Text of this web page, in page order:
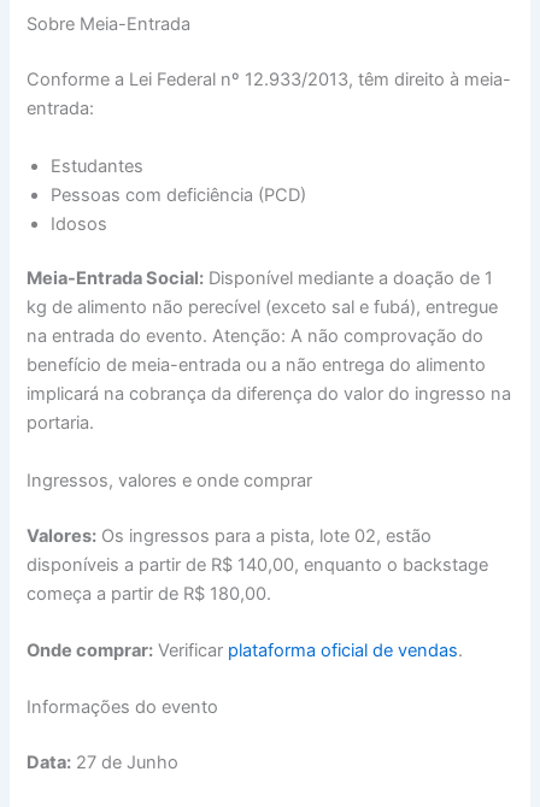
Sobre Meia-Entrada
Conforme a Lei Federal nº 12.933/2013, têm direito à meia-
entrada:
Estudantes
Pessoas com deficiência (PCD)
Idosos
Meia-Entrada Social: Disponível mediante a doação de 1
kg de alimento não perecível (exceto sal e fubá), entregue
na entrada do evento. Atenção: A não comprovação do
benefício de meia-entrada ou a não entrega do alimento
implicará na cobrança da diferença do valor do ingresso na
portaria.
Ingressos, valores e onde comprar
Valores: Os ingressos para a pista, lote 02, estão
disponíveis a partir de R$ 140,00, enquanto o backstage
começa a partir de R$ 180,00.
Onde comprar: Verificar plataforma oficial de vendas.
Informações do evento
Data: 27 de Junho